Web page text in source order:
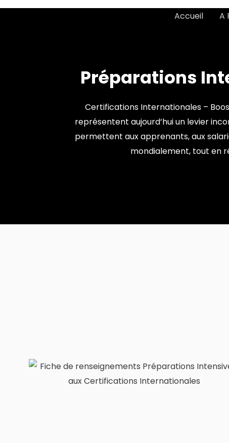
Accueil
A
Préparations
Certifications Internationales –
représentent aujourd’hui un levier
permettent aux apprenants, aux
mondialement, tout en